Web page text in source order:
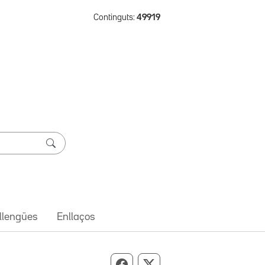
Continguts: 49919
Enllaços